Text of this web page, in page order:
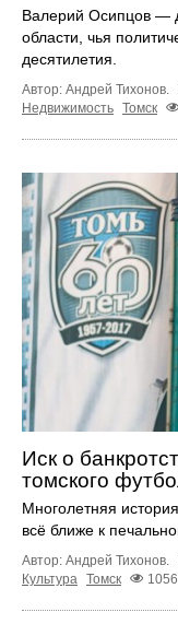
Валерий Осипцов —
области, чья
десятилетия.
Автор: Андрей Тихонов.
Недвижимость Томск
Иск о
томского
Многолетняя
всё ближе к
Автор: Андрей Тихонов.
Культура
Томск